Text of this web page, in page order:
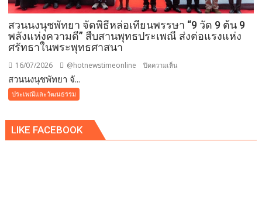
ถวาย
พระ
ราช
สมเด็จ
สวนนงนุชพัทยา จัดพิธีหล่อเทียนพรรษา “9 วัด 9 ต้น 9
พลังแห่งความดี” สืบสานพุทธประเพณี ส่งต่อแรงแห่ง
ศรัทธาในพระพุทธศาสนา
16/07/2026 @hotnewstimeonline ปิดความเห็น
หล่อ
สวนนงนุชพัทยา จั...
ประเพณีและวัฒนธรรม
LIKE FACEBOOK